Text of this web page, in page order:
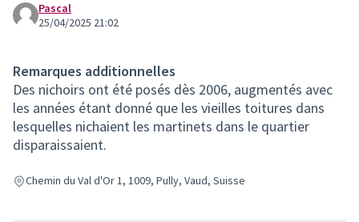
Pascal
25/04/2025 21:02
Remarques additionnelles
Des nichoirs ont été posés dès 2006, augmentés avec
les années étant donné que les vieilles toitures dans
lesquelles nichaient les martinets dans le quartier
disparaissaient.
Chemin du Val d'Or 1, 1009, Pully, Vaud, Suisse